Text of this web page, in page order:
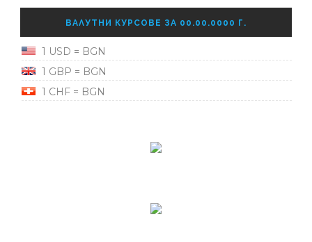
ВАЛУТНИ КУРСОВЕ ЗА 00.00.0000 Г.
1 USD = BGN
1 GBP = BGN
1 CHF = BGN